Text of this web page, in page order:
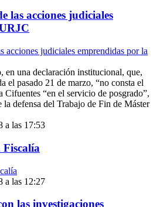
las acciones judiciales
en una declaración institucional, que,
el pasado 21 de marzo, “no consta el
Cifuentes “en el servicio de posgrado”,
la defensa del Trabajo de Fin de Máster
a las 17:53
a las 12:27
las investigaciones